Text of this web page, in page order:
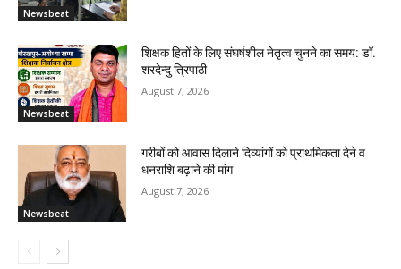
Newsbeat
Newsbeat
शिक्षक हितों के लिए संघर्षशील नेतृत्व चुनने का समय: डॉ.
शरदेन्दु त्रिपाठी
August 7, 2026
Newsbeat
गरीबों को आवास दिलाने दिव्यांगों को प्राथमिकता देने व
धनराशि बढ़ाने की मांग
August 7, 2026